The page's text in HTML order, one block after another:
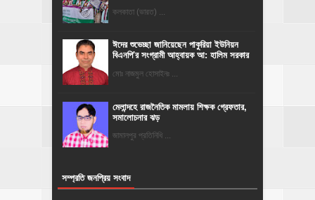
কলকাতা (ভারত) ...
ঈদের শুভেচ্ছা জানিয়েছেন পাকুরিয়া ইউনিয়ন
বিএনপি'র সংগ্রামী আহ্বায়ক আ: হালিম সরকার
মোঃ নাজমুল হোসাইনঃ ...
মেলান্দহে রাজনৈতিক মামলায় শিক্ষক গ্রেফতার,
সমালোচনার ঝড়
জামালপুর প্রতিনিধি ...
সম্প্রতি জনপ্রিয় সংবাদ